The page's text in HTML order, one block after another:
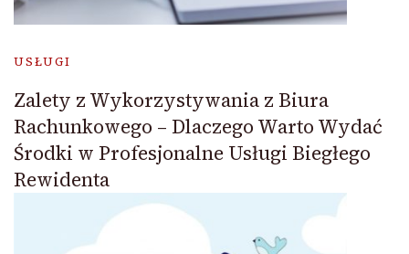
USŁUGI
Zalety z Wykorzystywania z Biura
Rachunkowego – Dlaczego Warto Wydać
Środki w Profesjonalne Usługi Biegłego
Rewidenta